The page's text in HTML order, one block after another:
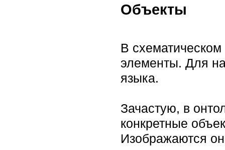
Объекты
В
элементы. Для
языка.
Зачастую, в
конкретные
Изображаются